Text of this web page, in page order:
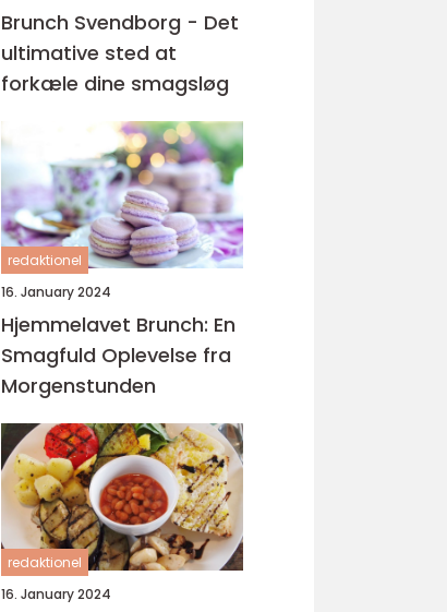
Brunch Svendborg - Det
ultimative sted at
forkæle dine smagsløg
redaktionel
16. January 2024
Hjemmelavet Brunch: En
Smagfuld Oplevelse fra
Morgenstunden
redaktionel
16. January 2024